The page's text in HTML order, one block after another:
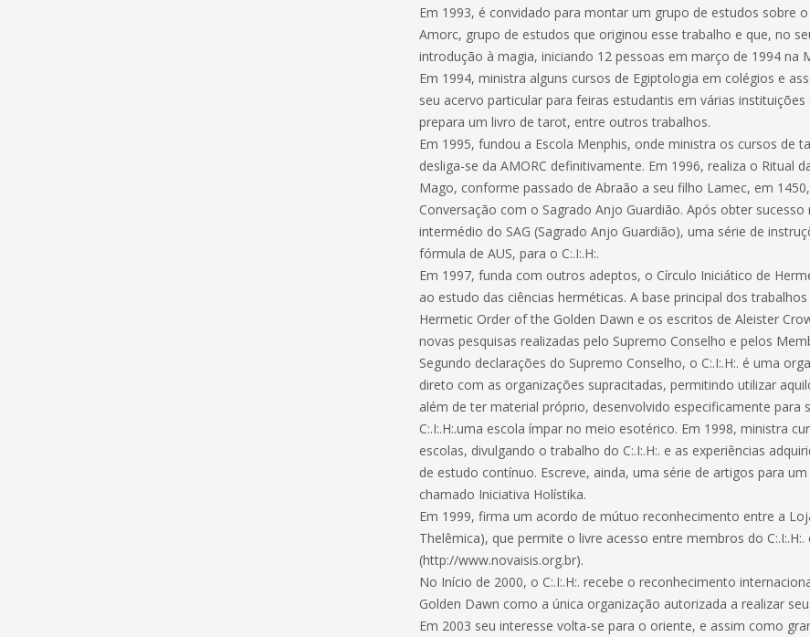
Em 1993, é convidado para montar um grupo de estudos sobre
Amorc, grupo de estudos que originou esse trabalho e que, no
introdução à magia, iniciando 12 pessoas em março de 1994 na
Em 1994, ministra alguns cursos de Egiptologia em colégios e
seu acervo particular para feiras estudantis em várias
prepara um livro de tarot, entre outros trabalhos.
Em 1995, fundou a Escola Menphis, onde ministra os cursos de
desliga-se da AMORC definitivamente. Em 1996, realiza o Ritual
Mago, conforme passado de Abraão a seu filho Lamec, em
Conversação com o Sagrado Anjo Guardião. Após obter
intermédio do SAG (Sagrado Anjo Guardião), uma série de
fórmula de AUS, para o C:.I:.H:.
Em 1997, funda com outros adeptos, o Círculo Iniciático de
ao estudo das ciências herméticas. A base principal dos trabalhos
Hermetic Order of the Golden Dawn e os escritos de Aleister
novas pesquisas realizadas pelo Supremo Conselho e pelos
Segundo declarações do Supremo Conselho, o C:.I:.H:. é uma
direto com as organizações supracitadas, permitindo utilizar
além de ter material próprio, desenvolvido especificamente para
C:.I:.H:.uma escola ímpar no meio esotérico. Em 1998, ministra
escolas, divulgando o trabalho do C:.I:.H:. e as experiências
de estudo contínuo. Escreve, ainda, uma série de artigos para
chamado Iniciativa Holístika.
Em 1999, firma um acordo de mútuo reconhecimento entre a
Thelêmica), que permite o livre acesso entre membros do C:.I:.H:.
(http://www.novaisis.org.br).
No Início de 2000, o C:.I:.H:. recebe o reconhecimento
Golden Dawn como a única organização autorizada a realizar
Em 2003 seu interesse volta-se para o oriente, e assim como